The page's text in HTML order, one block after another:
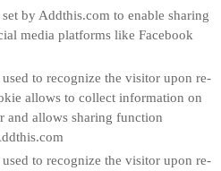
by Addthis.com to enable sharing
media platforms like Facebook
to recognize the visitor upon re-
allows to collect information on
and allows sharing function
to recognize the visitor upon re-